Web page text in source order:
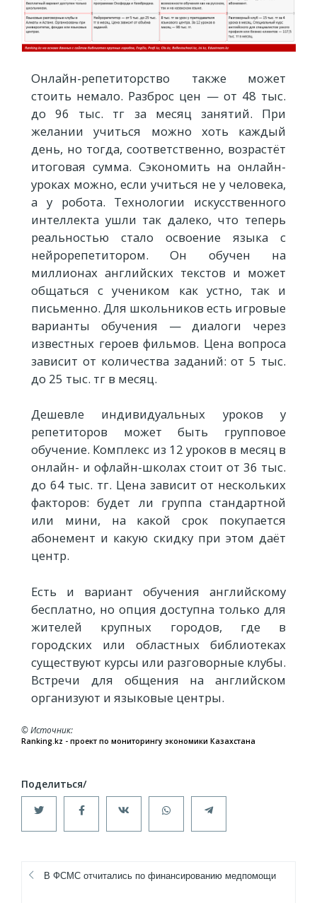
Онлайн-репетиторство также может
стоить немало. Разброс цен — от 48 тыс.
до 96 тыс. тг за месяц занятий. При
желании учиться можно хоть каждый
день, но тогда, соответственно, возрастёт
итоговая сумма. Сэкономить на онлайн-
уроках можно, если учиться не у человека,
а у робота. Технологии искусственного
интеллекта ушли так далеко, что теперь
реальностью стало освоение языка с
нейрорепетитором. Он обучен на
миллионах английских текстов и может
общаться с учеником как устно, так и
письменно. Для школьников есть игровые
варианты обучения — диалоги через
известных героев фильмов. Цена вопроса
зависит от количества заданий: от 5 тыс.
до 25 тыс. тг в месяц.
Дешевле индивидуальных уроков у
репетиторов может быть групповое
обучение. Комплекс из 12 уроков в месяц в
онлайн- и офлайн-школах стоит от 36 тыс.
до 64 тыс. тг. Цена зависит от нескольких
факторов: будет ли группа стандартной
или мини, на какой срок покупается
абонемент и какую скидку при этом даёт
центр.
Есть и вариант обучения английскому
бесплатно, но опция доступна только для
жителей крупных городов, где в
городских или областных библиотеках
существуют курсы или разговорные клубы.
Встречи для общения на английском
организуют и языковые центры.
© Источник
Ranking.kz - проект по мониторингу экономики Казахстана
В ФСМС отчитались по финансированию медпомощи